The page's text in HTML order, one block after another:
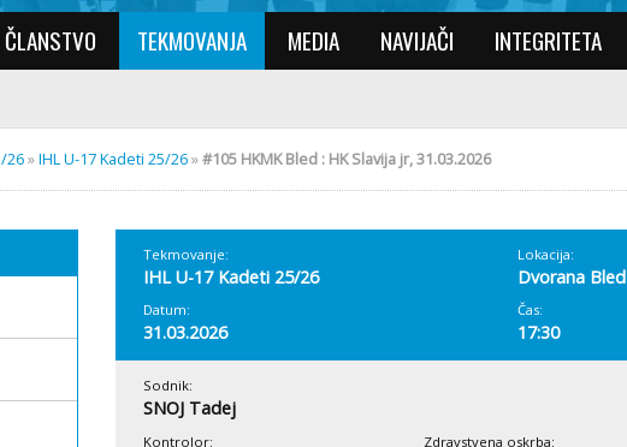
ČLANSTVO TEKMOVANJA MEDIA NAVIJAČI INTEGRITETA
26»IHL U-17 Kadeti 25/26»#105 HKMK Bled : HK Slavija jr, 31.03.2026
Tekmovanje:
IHL U-17 Kadeti 25/26
Lokacija:
Dvorana Bled
Datum:
31.03.2026
Čas:
17:30
Sodnik:
SNOJ Tadej
Kontrolor: Zdravstvena oskrba: